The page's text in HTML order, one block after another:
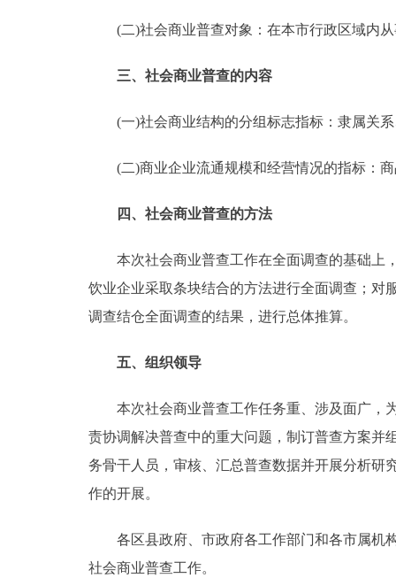
ESPAÑOL
(二)社会商业普查对象：在本市行政区域内从
三、社会商业普查的内容
(一)社会商业结构的分组标志指标：隶属关系
(二)商业企业流通规模和经营情况的指标：商
四、社会商业普查的方法
本次社会商业普查工作在全面调查的基础上，
饮业企业采取条块结合的方法进行全面调查；对
调查结仓全面调查的结果，进行总体推算。
五、组织领导
本次社会商业普查工作任务重、涉及面广，为
责协调解决普查中的重大问题，制订普查方案并
务骨干人员，审核、汇总普查数据并开展分析研
作的开展。
各区县政府、市政府各工作部门和各市属机构
社会商业普查工作。